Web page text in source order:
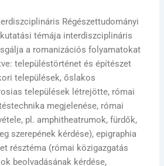
Régészettudományi
témája interdiszciplináris
a romanizációs folyamatokat
településtörténet és építészet
települések, őslakos
települések létrejötte, római
megjelenése, római
pl. amphitheatrumok, fürdők,
szerepének kérdése), epigraphia
résztéma (római közigazgatás
beolvadásának kérdése,